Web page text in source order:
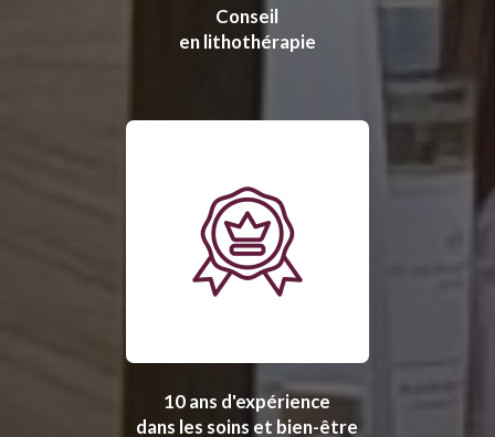
Conseil
en lithothérapie
10 ans d'expérience
dans les soins et bien-être